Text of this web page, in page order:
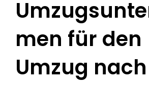
men für den
Umzug nach